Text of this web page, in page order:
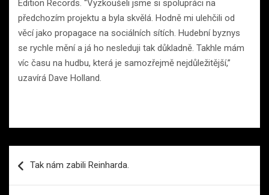
Edition Records. “Vyzkoušeli jsme si spolupráci na
předchozím projektu a byla skvělá. Hodně mi ulehčili od
věcí jako propagace na sociálních sítích. Hudební byznys
se rychle mění a já ho nesleduji tak důkladně. Takhle mám
víc času na hudbu, která je samozřejmě nejdůležitější,”
uzavírá Dave Holland.
pro
Tak nám zabili Reinharda.